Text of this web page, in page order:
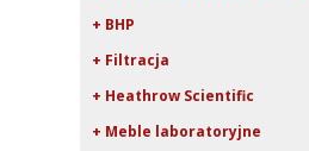
+ BHP
+ Filtracja
+ Heathrow Scientific
+ Meble laboratoryjne